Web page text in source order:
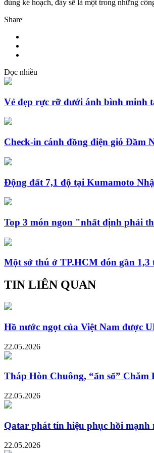
đúng kế hoạch, đây sẽ là một trong những
Share
Đọc nhiều
Vẻ đẹp rực rỡ dưới ánh bình minh
Check-in cánh đồng điện gió Đầm
Động đất 7,1 độ tại Kumamoto
Top 3 món ngon "nhất định phải
Một sở thú ở TP.HCM đón gần
TIN LIÊN QUAN
Hồ nước ngọt của Việt Nam được
22.05.2026
Tháp Hòn Chuông, “ẩn số”
22.05.2026
Qatar phát tín hiệu phục hồi mạnh
22.05.2026